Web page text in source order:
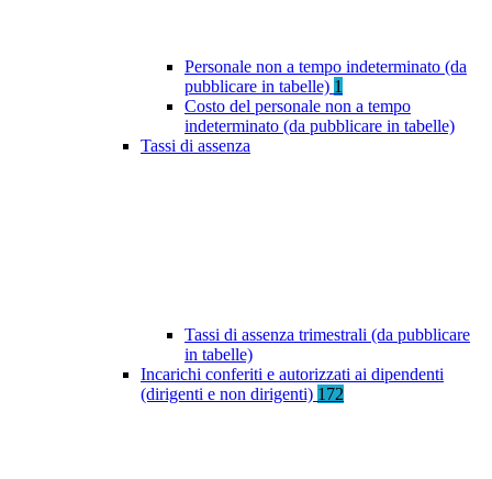
Personale non a tempo indeterminato (da
pubblicare in tabelle) 1
Costo del personale non a tempo
indeterminato (da pubblicare in tabelle)
Tassi di assenza
Tassi di assenza trimestrali (da pubblicare
in tabelle)
Incarichi conferiti e autorizzati ai dipendenti
(dirigenti e non dirigenti) 172